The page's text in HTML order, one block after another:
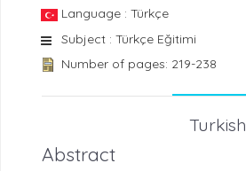
Language : Türkçe
Subject : Türkçe Eğitimi
Number of pages: 219-238
Turkish
Abstract